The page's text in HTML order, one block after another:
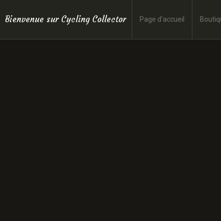
Bienvenue sur Cycling Collector Page d'accueil